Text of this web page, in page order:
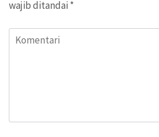
wajib ditandai *
Komentari